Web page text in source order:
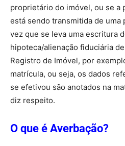
proprietário do imóvel, ou se a
está sendo transmitida de uma
vez que se leva uma escritura
hipoteca/alienação fiduciária
Registro de Imóvel, por
matrícula, ou seja, os dados
se efetivou são anotados na
diz respeito.
O que é Averbação?